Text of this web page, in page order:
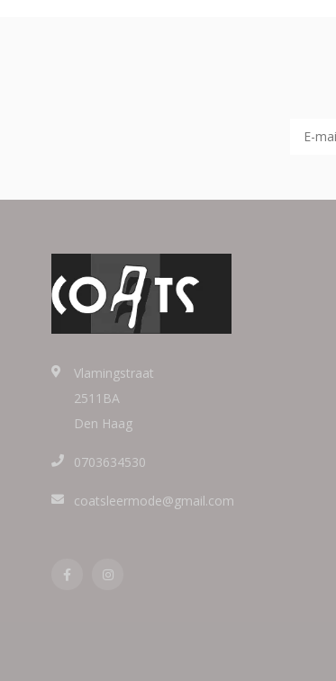
Vlamingstraat
2511BA
Den Haag
0703634530
coatsleermode@gmail.com